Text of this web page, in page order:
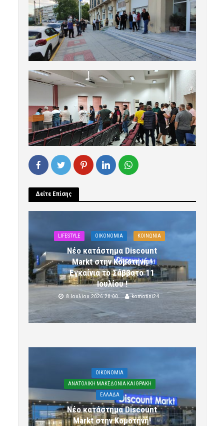
Δείτε Επίσης
LIFESTYLE OIKONOMIA ΚΟΙΝΩΝΙΑ
Νέο κατάστημα Discount
Markt στην Κομοτηνή !
Εγκαίνια το Σάββατο 11
Ιουλίου !
8 Ιουλίου 2026 20:00 komotini24
OIKONOMIA
ΑΝΑΤΟΛΙΚΗ ΜΑΚΕΔΟΝΙΑ ΚΑΙ ΘΡΑΚΗ
ΕΛΛΑΔΑ
Νέο κατάστημα Discount
Markt στην Κομοτηνή!